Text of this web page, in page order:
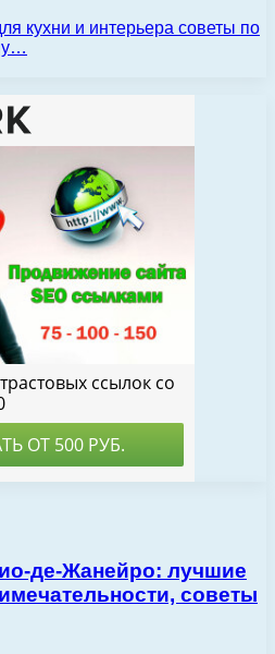
кухни и интерьера советы по
де-Жанейро: лучшие
советы